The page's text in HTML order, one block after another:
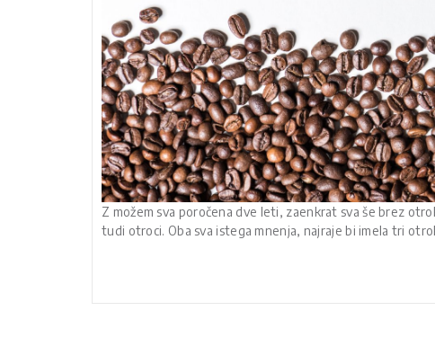
Z možem sva poročena dve leti, zaenkrat sva še brez
tudi otroci. Oba sva istega mnenja, najraje bi imela tri